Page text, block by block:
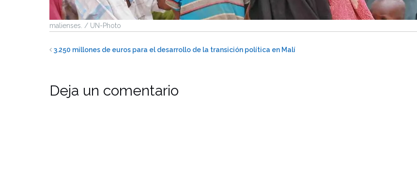
malienses. / UN-Photo
3.250 millones de euros para el desarrollo de la transición política en Malí
Deja un comentario